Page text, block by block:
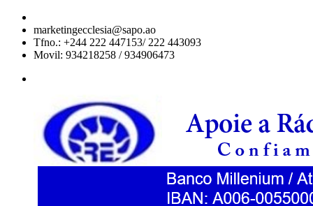
marketingecclesia@sapo.ao
Tfno.: +244 222 447153/ 222 443093
Movil: 934218258 / 934906473